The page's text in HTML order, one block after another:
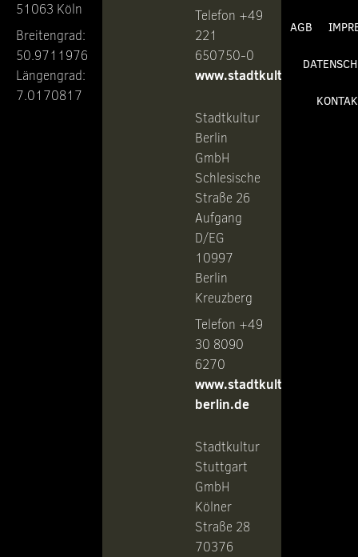
51063 Köln
Breitengrad:
50.9711976
Längengrad:
7.0170817
Telefon +49
221
650750-0
www.stadtkultur.de
Stadtkultur
Berlin
GmbH
Schlesische
Straße 26
Aufgang
D/EG
10997
Berlin
Kreuzberg
Telefon +49
30 8090
6270
www.stadtkultur-
berlin.de
Stadtkultur
Stuttgart
GmbH
Kölner
Straße 28
70376
AGB